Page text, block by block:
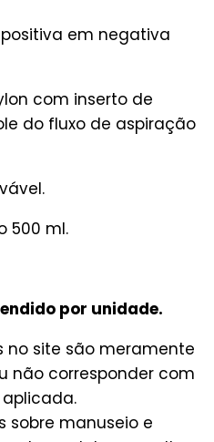
em negativa
com inserto de
do fluxo de aspiração
500 ml.
por unidade.
no site são meramente
não corresponder com
sobre manuseio e